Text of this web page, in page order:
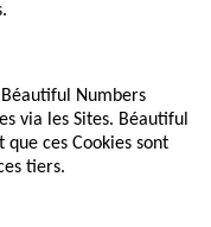
Numbers
via les Sites. Béautiful
ces Cookies sont
tiers.